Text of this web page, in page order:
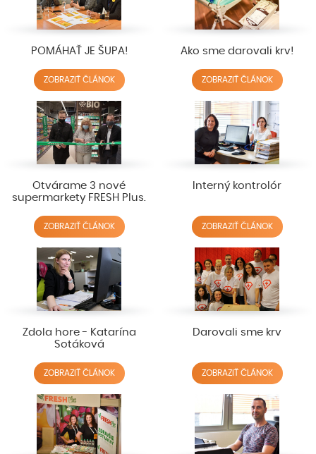
POMÁHAŤ JE ŠUPA!
ZOBRAZIŤ ČLÁNOK
Ako sme darovali krv!
ZOBRAZIŤ ČLÁNOK
Otvárame 3 nové
supermarkety FRESH Plus.
ZOBRAZIŤ ČLÁNOK
Interný kontrolór
ZOBRAZIŤ ČLÁNOK
Zdola hore - Katarína
Sotáková
ZOBRAZIŤ ČLÁNOK
Darovali sme krv
ZOBRAZIŤ ČLÁNOK